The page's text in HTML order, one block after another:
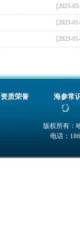
[2025-
[2023-
[2023-
资质荣誉 海参常
版权所有：
电话：